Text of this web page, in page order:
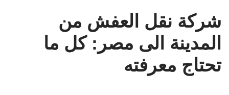
شركة نقل العفش من
المدينة الى مصر: كل ما
تحتاج معرفته